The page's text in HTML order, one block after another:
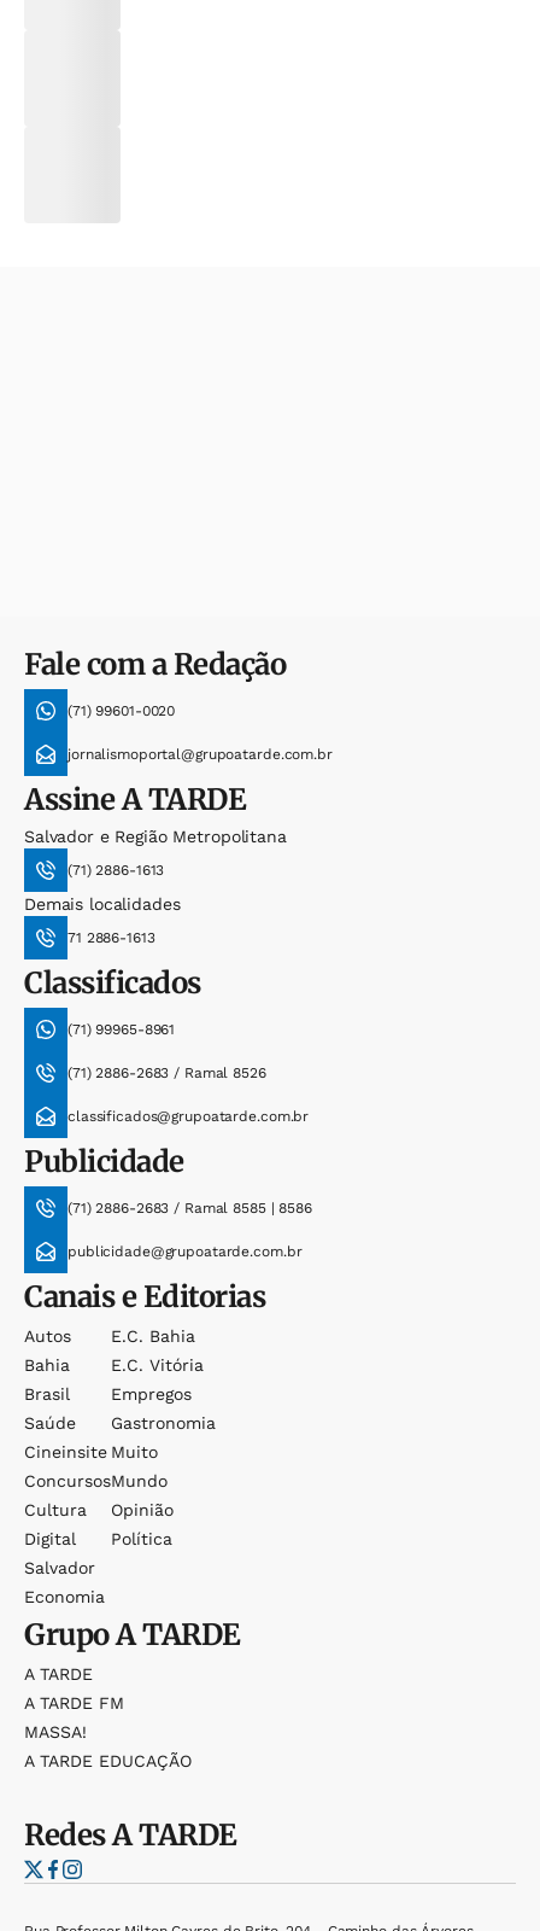
Fale com a Redação
(71) 99601-0020
jornalismoportal@grupoatarde.com.br
AssineA TARDE
Salvador e Região Metropolitana
(71) 2886-1613
Demais localidades
71 2886-1613
Classificados
(71) 99965-8961
(71) 2886-2683 / Ramal 8526
classificados@grupoatarde.com.br
Publicidade
(71) 2886-2683 / Ramal 8585 | 8586
publicidade@grupoatarde.com.br
Canais e Editorias
Autos
Bahia
Brasil
Saúde
Cineinsite
Concursos
Cultura
Digital
Salvador
Economia
E.c. Bahia
E.c. Vitória
Empregos
Gastronomia
Muito
Mundo
Opinião
Política
GrupoA TARDE
A TARDE
A TARDE FM
MASSA!
A TARDE EDUCAÇÃO
RedesA TARDE